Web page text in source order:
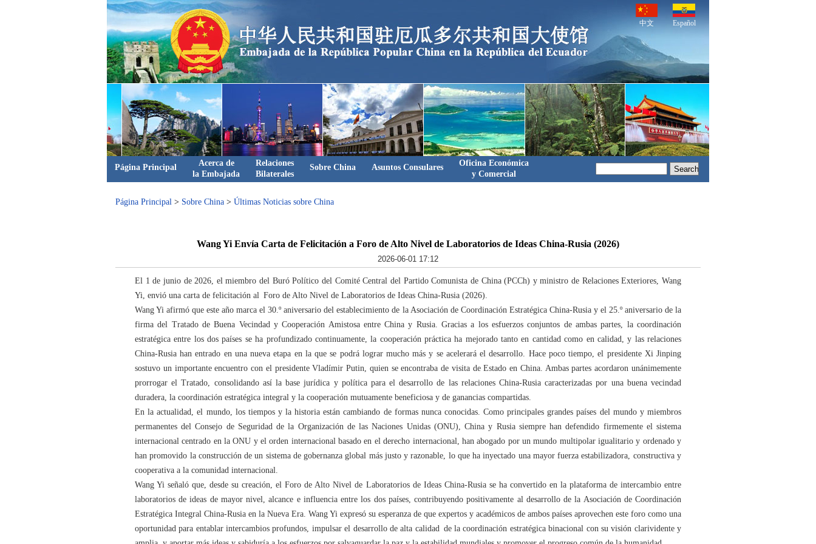
中文 Español
Página Principal
Acerca de
la Embajada
Relaciones
Bilaterales
Sobre China Asuntos Consulares
Oficina Económica
y Comercial
Página Principal > Sobre China > Últimas Noticias sobre China
Wang Yi Envía Carta de Felicitación a Foro de Alto Nivel de Laboratorios de Ideas China-Rusia (2026)
2026-06-01 17:12
El 1 de junio de 2026, el miembro del Buró Político del Comité Central del Partido Comunista de China (PCCh) y ministro de Relaciones Exteriores, Wang
Yi, envió una carta de felicitación al Foro de Alto Nivel de Laboratorios de Ideas China-Rusia (2026).
Wang Yi afirmó que este año marca el 30.º aniversario del establecimiento de la Asociación de Coordinación Estratégica China-Rusia y el 25.º aniversario de la
firma del Tratado de Buena Vecindad y Cooperación Amistosa entre China y Rusia. Gracias a los esfuerzos conjuntos de ambas partes, la coordinación
estratégica entre los dos países se ha profundizado continuamente, la cooperación práctica ha mejorado tanto en cantidad como en calidad, y las relaciones
China-Rusia han entrado en una nueva etapa en la que se podrá lograr mucho más y se acelerará el desarrollo. Hace poco tiempo, el presidente Xi Jinping
sostuvo un importante encuentro con el presidente Vladímir Putin, quien se encontraba de visita de Estado en China. Ambas partes acordaron unánimemente
prorrogar el Tratado, consolidando así la base jurídica y política para el desarrollo de las relaciones China-Rusia caracterizadas por una buena vecindad
duradera, la coordinación estratégica integral y la cooperación mutuamente beneficiosa y de ganancias compartidas.
En la actualidad, el mundo, los tiempos y la historia están cambiando de formas nunca conocidas. Como principales grandes países del mundo y miembros
permanentes del Consejo de Seguridad de la Organización de las Naciones Unidas (ONU), China y Rusia siempre han defendido firmemente el sistema
internacional centrado en la ONU y el orden internacional basado en el derecho internacional, han abogado por un mundo multipolar igualitario y ordenado y
han promovido la construcción de un sistema de gobernanza global más justo y razonable, lo que ha inyectado una mayor fuerza estabilizadora, constructiva y
cooperativa a la comunidad internacional.
Wang Yi señaló que, desde su creación, el Foro de Alto Nivel de Laboratorios de Ideas China-Rusia se ha convertido en la plataforma de intercambio entre
laboratorios de ideas de mayor nivel, alcance e influencia entre los dos países, contribuyendo positivamente al desarrollo de la Asociación de Coordinación
Estratégica Integral China-Rusia en la Nueva Era. Wang Yi expresó su esperanza de que expertos y académicos de ambos países aprovechen este foro como una
oportunidad para entablar intercambios profundos, impulsar el desarrollo de alta calidad de la coordinación estratégica binacional con su visión clarividente y